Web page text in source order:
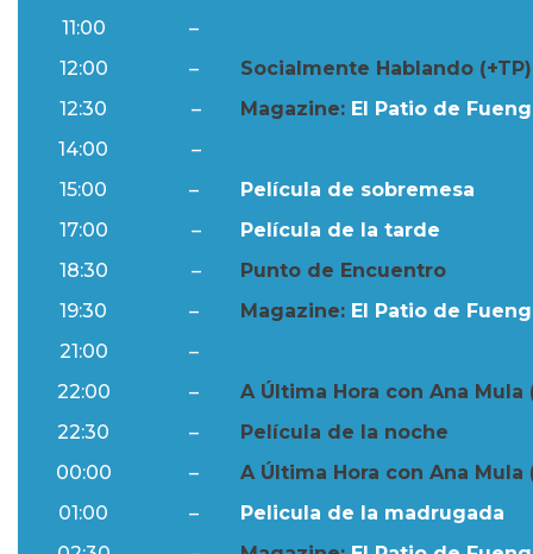
11:00
–
12:00
–
Socialmente Hablando (+TP)
12:30
– Magazine: El Patio de
14:00
–
15:00
–
Película de sobremesa
17:00
–
Película de la tarde
18:30
–
Punto de Encuentro
19:30
– Magazine: El Patio de
21:00
–
22:00
–
A Última Hora con Ana Mula
22:30
–
Película de la noche
00:00
–
A Última Hora con Ana Mula
01:00
–
Pelicula de la madrugada